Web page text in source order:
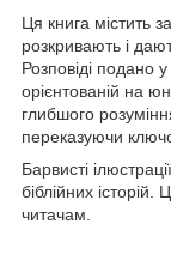
Ця книга містить
розкривають і
Розповіді подано
орієнтованій на
глибшого
переказуючи
Барвисті
біблійних
читачам.